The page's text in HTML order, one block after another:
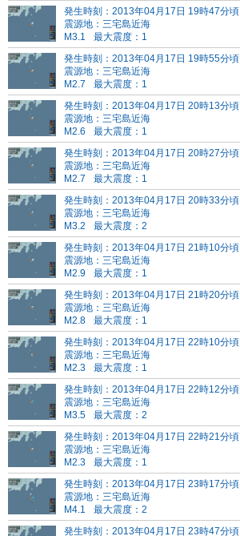
発生時刻：2013年04月17日 19時47分頃
震源地：三宅島近海
M3.1
最大震度：1
発生時刻：2013年04月17日 19時55分頃
震源地：三宅島近海
M2.7
最大震度：1
発生時刻：2013年04月17日 20時13分頃
震源地：三宅島近海
M2.6
最大震度：1
発生時刻：2013年04月17日 20時27分頃
震源地：三宅島近海
M2.7
最大震度：1
発生時刻：2013年04月17日 20時33分頃
震源地：三宅島近海
M3.2
最大震度：2
発生時刻：2013年04月17日 21時10分頃
震源地：三宅島近海
M2.9
最大震度：1
発生時刻：2013年04月17日 21時20分頃
震源地：三宅島近海
M2.8
最大震度：1
発生時刻：2013年04月17日 22時10分頃
震源地：三宅島近海
M2.3
最大震度：1
発生時刻：2013年04月17日 22時12分頃
震源地：三宅島近海
M3.5
最大震度：2
発生時刻：2013年04月17日 22時21分頃
震源地：三宅島近海
M2.3
最大震度：1
発生時刻：2013年04月17日 23時17分頃
震源地：三宅島近海
M4.1
最大震度：2
発生時刻：2013年04月17日 23時47分頃